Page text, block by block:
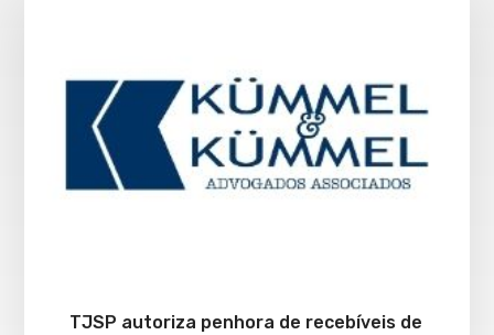
TJSP autoriza penhora de recebíveis de